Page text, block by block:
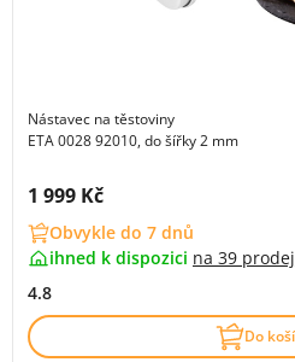
Nástavec na těstoviny
ETA 0028 92010, do šířky 2 mm
Cena s DPH:
1 999 Kč
Obvykle do 7 dnů
ihned k dispozici na 39
4.8
Do